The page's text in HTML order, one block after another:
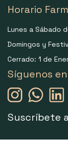
Horario
Lunes a Sábado
Domingos y
Cerrado: 1 de
Síguenos en
Suscríbete